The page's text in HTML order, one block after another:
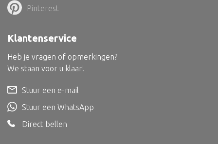
Kussen
Pinterest
Klantenservice
Heb je vragen of opmerkingen?
We staan voor u klaar!
Stuur een e-mail
Stuur een WhatsApp
Direct bellen